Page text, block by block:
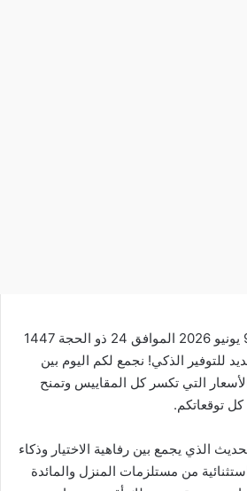
عروض جراند هايبر اليوم9 يونيو 2026 الموافق 24 ذو الحجة 1447
للتوفير الذكي! نجمع لكم اليوم بين
التي تكسر كل المقاييس وتمنح
كل توقعاتكم.
الذي يجمع بين رفاهية الاختيار وذكاء
من مستلزمات المنزل والمائدة